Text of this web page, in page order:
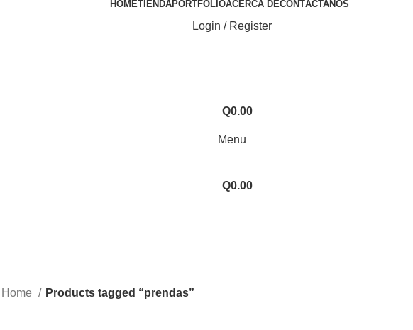
HOMETIENDAPORTFOLIOACERCA DECONTÁCTANOS
Login / Register
Q0.00
Menu
Q0.00
Home Products tagged “prendas”